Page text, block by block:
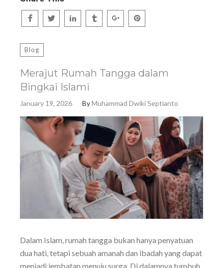
Blog
Merajut Rumah Tangga dalam
Bingkai Islami
January 19, 2026 ByMuhammad Dwiki Septianto
Dalam Islam, rumah tangga bukan hanya penyatuan
dua hati, tetapi sebuah amanah dan ibadah yang dapat
menjadi jembatan menuju surga. Di dalamnya tumbuh